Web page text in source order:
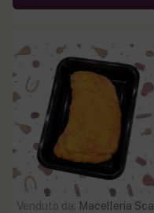
Venduto da: Macelleria Scaramuzzo